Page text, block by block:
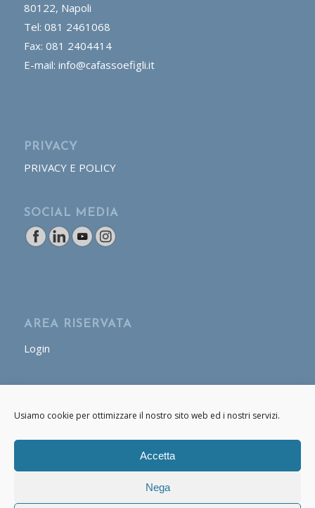
Usiamo cookie per ottimizzare il nostro sito web ed i nostri servizi.
Accetta
Nega
80122, Napoli
Tel: 081 2461068
Fax: 081 2404414
E-mail: info@cafassoefigli.it
PRIVACY
PRIVACY E POLICY
SOCIAL MEDIA
AREA RISERVATA
Login